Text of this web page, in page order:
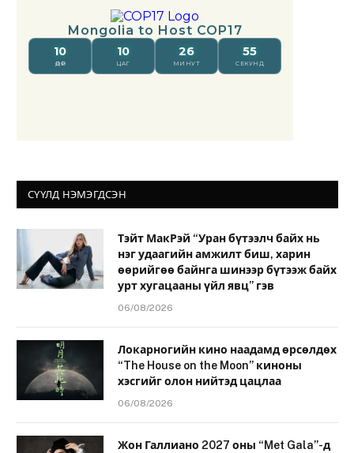
СҮҮЛД НЭМЭГДСЭН
Тэйт МакРэй “Уран бүтээлч байх нь
нэг удаагийн амжилт биш, харин
өөрийгөө байнга шинээр бүтээж байх
урт хугацааны үйл явц” гэв
06/08/2026
Локарногийн кино наадамд өрсөлдөх
“The House on the Moon” киноны
хэсгийг олон нийтэд цацлаа
06/08/2026
Жон Галлиано 2027 оны “Met Gala”-д